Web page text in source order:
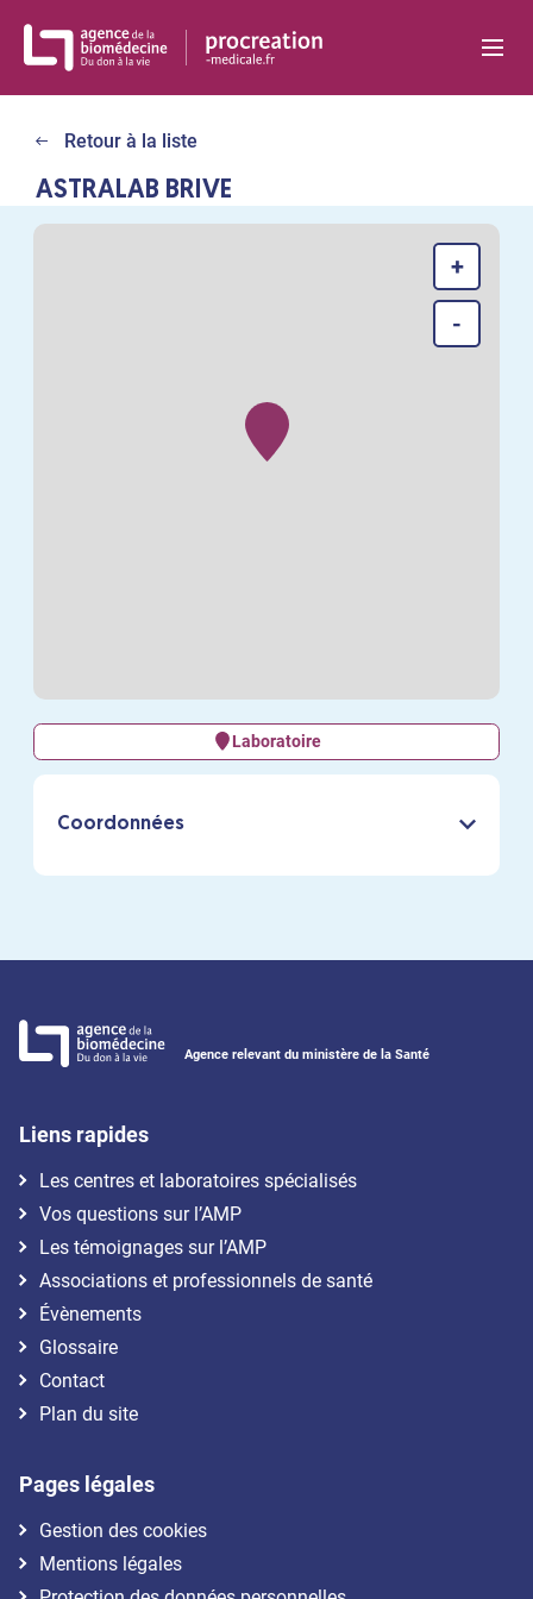
Retour à la liste
ASTRALAB BRIVE
+
-
Laboratoire
Coordonnées
Agence relevant du ministère de la Santé
Liens rapides
Les centres et laboratoires spécialisés
Vos questions sur l’AMP
Les témoignages sur l’AMP
Associations et professionnels de santé
Évènements
Glossaire
Contact
Plan du site
Pages légales
Gestion des cookies
Mentions légales